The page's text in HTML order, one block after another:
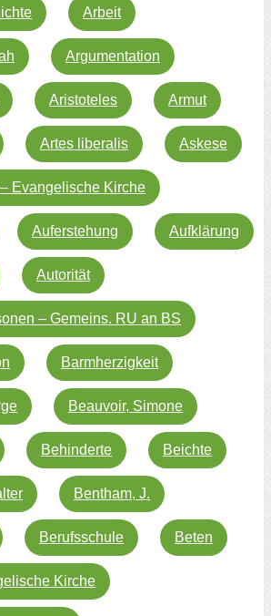
Arbeit
Argumentation
Aristoteles Armut
Artes liberalis Askese
Evangelische Kirche
Auferstehung Aufklärung
Autorität
– Gemeins. RU an BS
Barmherzigkeit
Beauvoir, Simone
Behinderte Beichte
Bentham, J.
Berufsschule Beten
Kirche